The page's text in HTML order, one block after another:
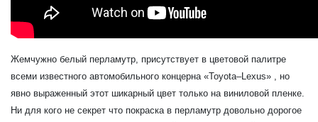
Жемчужно белый перламутр, присутствует в цветовой палитре
всеми известного автомобильного концерна «Toyota–Lexus» , но
явно выраженный этот шикарный цвет только на виниловой пленке.
Ни для кого не секрет что покраска в перламутр довольно дорогое